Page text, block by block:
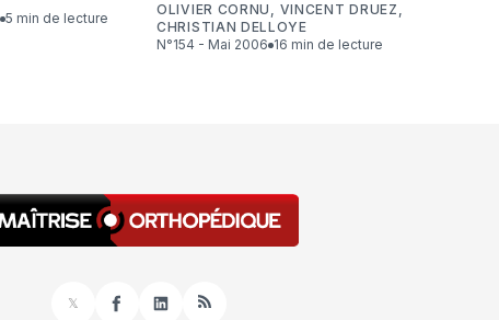
5 min de lecture
OLIVIER CORNU , VINCENT DRUEZ ,
CHRISTIAN DELLOYE
N°154 - Mai 2006
16 min de lecture
𝕏
FacebookLinkedInRSS